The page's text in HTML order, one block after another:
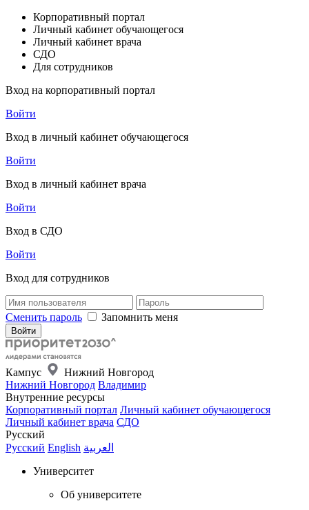
Корпоративный портал
Личный кабинет обучающегося
Личный кабинет врача
СДО
Для сотрудников
Вход на корпоративный портал
Войти
Вход в личный кабинет обучающегося
Войти
Вход в личный кабинет врача
Войти
Вход в СДО
Войти
Вход для сотрудников
Сменить пароль Запомнить меня
Кампус
Нижний Новгород
Нижний Новгород Владимир
Внутренние ресурсы
Корпоративный портал Личный кабинет обучающегося
Личный кабинет врача СДО
Русский
Русский English العربية
Университет
Об университете